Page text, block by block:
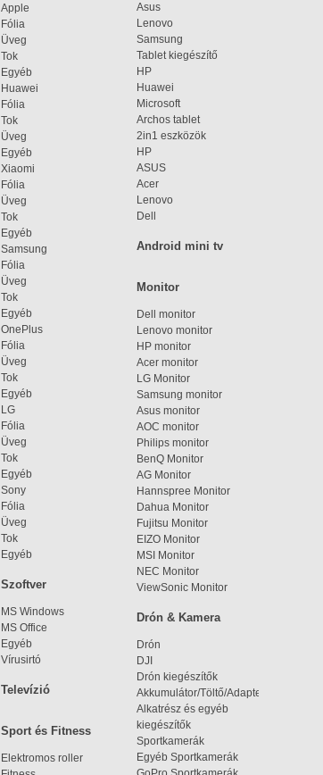
Apple
Fólia
Üveg
Tok
Egyéb
Huawei
Fólia
Tok
Üveg
Egyéb
Xiaomi
Fólia
Üveg
Tok
Egyéb
Samsung
Fólia
Üveg
Tok
Egyéb
OnePlus
Fólia
Üveg
Tok
Egyéb
LG
Fólia
Üveg
Tok
Egyéb
Sony
Fólia
Üveg
Tok
Egyéb
Asus
Lenovo
Samsung
Tablet kiegészítő
HP
Huawei
Microsoft
Archos tablet
2in1 eszközök
HP
ASUS
Acer
Lenovo
Dell
Android mini tv
Monitor
Dell monitor
Lenovo monitor
HP monitor
Acer monitor
LG Monitor
Samsung monitor
Asus monitor
AOC monitor
Philips monitor
BenQ Monitor
AG Monitor
Hannspree Monitor
Dahua Monitor
Fujitsu Monitor
EIZO Monitor
MSI Monitor
NEC Monitor
ViewSonic Monitor
Szoftver
MS Windows
MS Office
Egyéb
Vírusirtó
Drón & Kamera
Drón
DJI
Drón kiegészítők
Akkumulátor/Töltő/Adapter
Alkatrész és egyéb
kiegészítők
Sportkamerák
Egyéb Sportkamerák
Televízió
Sport és Fitness
Elektromos roller